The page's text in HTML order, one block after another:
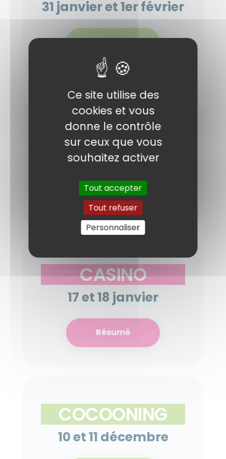
31 janvier et 1er février
SPORT EXTRÊME
24 et 25 janvier
Résumé
CASINO
17 et 18 janvier
Résumé
COCOONING
10 et 11 décembre
Ce site utilise des
cookies et vous
donne le contrôle
sur ceux que vous
souhaitez activer
Tout accepter
Tout refuser
Personnaliser